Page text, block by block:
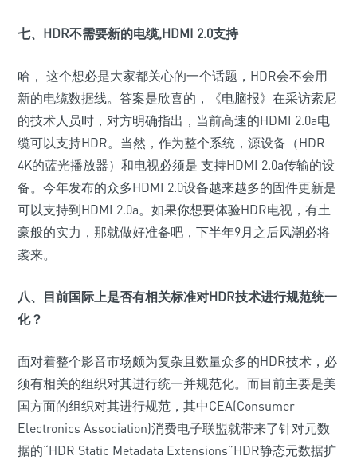
七、HDR不需要新的电缆,HDMI 2.0支持
哈， 这个想必是大家都关心的一个话题，HDR会不会用
新的电缆数据线。答案是欣喜的，《电脑报》在采访索尼
的技术人员时，对方明确指出，当前高速的HDMI 2.0a电
缆可以支持HDR。当然，作为整个系统，源设备（HDR
4K的蓝光播放器）和电视必须是 支持HDMI 2.0a传输的设
备。今年发布的众多HDMI 2.0设备越来越多的固件更新是
可以支持到HDMI 2.0a。如果你想要体验HDR电视，有土
豪般的实力，那就做好准备吧，下半年9月之后风潮必将
袭来。
八、目前国际上是否有相关标准对HDR技术进行规范统一
化？
面对着整个影音市场颇为复杂且数量众多的HDR技术，必
须有相关的组织对其进行统一并规范化。而目前主要是美
国方面的组织对其进行规范，其中CEA(Consumer
Electronics Association)消费电子联盟就带来了针对元数
据的“HDR Static Metadata Extensions”HDR静态元数据扩